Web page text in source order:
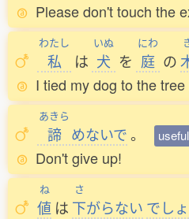
Please don't touch the
わたし
私 は
いぬ
犬 を
にわ
庭 の
I tied my dog to the
あきら
諦 めないで。 useful
Don't give up!
ね
値 は
さ
下がらない でしょ